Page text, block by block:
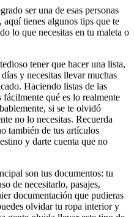
ser una de esas personas
tienes algunos tips que te
lo que necesitas en tu maleta o
tener que hacer una lista,
y necesitas llevar muchas
Haciendo listas de las
qué es lo realmente
si se te olvidó
no lo necesitas. Recuerda
también de tus artículos
y darte cuenta que no
son tus documentos: tu
de necesitarlo, pasajes,
documentación que pudieras
olvidar tu ropa interior y